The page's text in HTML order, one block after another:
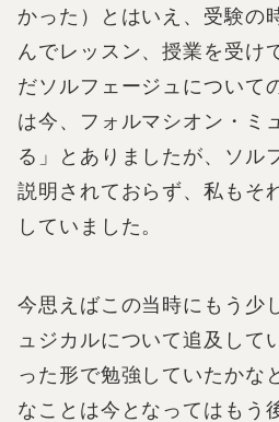
かった）とはいえ、受験の
んでレッスン、授業を受け
だソルフェージュについて
は今、フォルマシオン・ミ
る」とありましたが、ソル
説明されておらず、私もそ
していました。
今思えばこの当時にもう少
ュジカルについて追及して
った形で勉強していたかな
なことは今となってはもう